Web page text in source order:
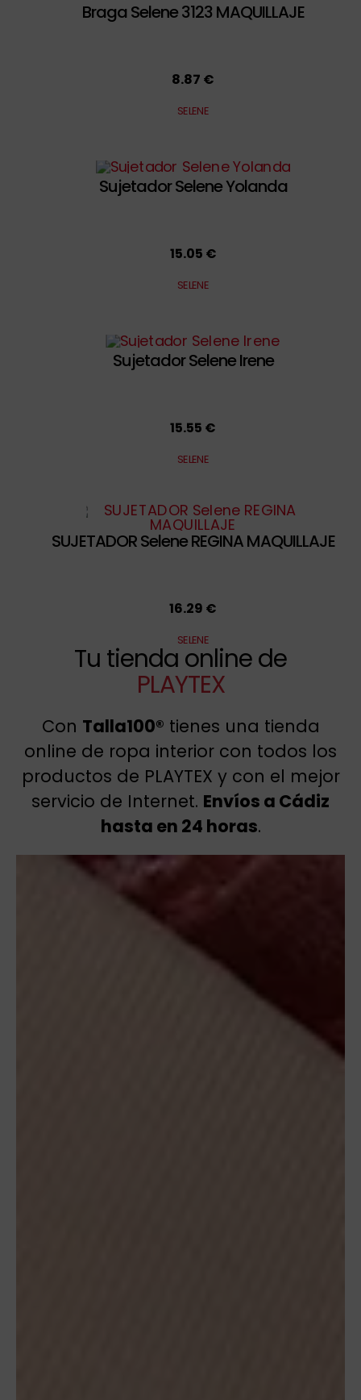
Braga Selene 3123 MAQUILLAJE
8.87 €
SELENE
Sujetador Selene Yolanda
15.05 €
SELENE
Sujetador Selene Irene
15.55 €
SELENE
SUJETADOR Selene REGINA MAQUILLAJE
16.29 €
SELENE
Tu tienda online de
PLAYTEX
Con Talla100® tienes una tienda
online de ropa interior con todos los
productos de PLAYTEX y con el mejor
servicio de Internet. Envíos a Cádiz
hasta en 24 horas.